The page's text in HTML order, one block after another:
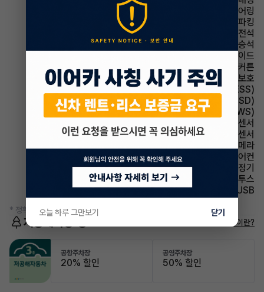
스티어링휠 텔레스코픽 스티어링
파킹 전자식 파킹
에어백 운전석
에어백 동승석
에어백 사이드
에어백 커튼
에어백 무릎보호
주행안전 급제동경보시스템(ESS)
주행안전 후측방경보시스템(BSD)
주행안전 차선이탈경보(LDWS)
주차보조 전방감지센서
주차보조 후방감지센서
주차보조 후방카메라
에어컨 풀오토에어컨
에어컨 공기청정기
유무선단자 블루투스
유무선단자 USB
* 정확한 정보는 판매자와 반드시 확인하시기 바랍니다.
저공해차량 정보 저공해차량이란?
공항주차장
20% 할인
공영주차장
50% 할인
오늘 하루 그만보기 닫기